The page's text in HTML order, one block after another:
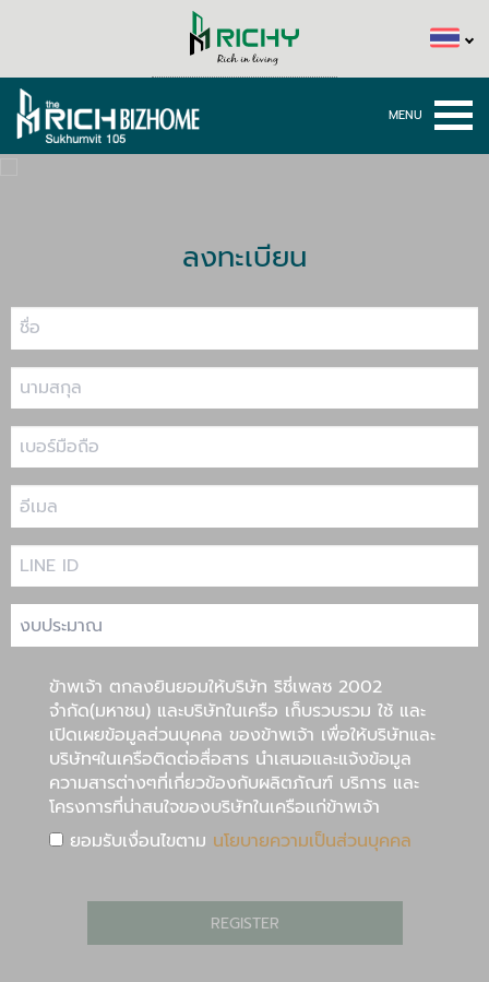
ลงทะเบียน
ขัาพเจ้า ตกลงยินยอมให้บริษัท ริชี่เพลซ 2002
จำกัด(มหาชน) และบริษัทในเครือ เก็บรวบรวม ใช้ และ
เปิดเผยข้อมูลส่วนบุคคล ของข้าพเจ้า เพื่อให้บริษัทและ
บริษัทฯในเครือติดต่อสื่อสาร นำเสนอและแจ้งข้อมูล
ความสารต่างๆที่เกี่ยวข้องกับผลิตภัณฑ์ บริการ และ
โครงการที่น่าสนใจของบริษัทในเครือแก่ข้าพเจ้า
ยอมรับเงื่อนไขตาม นโยบายความเป็นส่วนบุคคล
REGISTER